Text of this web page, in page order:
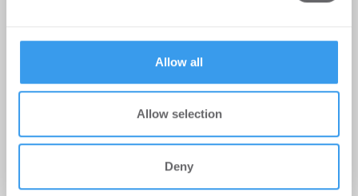
Allow all
Allow selection
Deny
kostenlosen Account, um auf die neusten ...